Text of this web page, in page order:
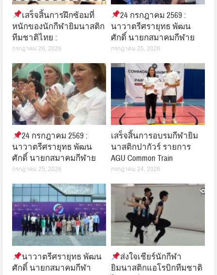
เสร็จสิ้นการฝึกซ้อมที่
หนักของนักกีฬายิมนาสติก
ทีมชาติไทย :
กรกฎาคม 26, 2026
24 กรกฎาคม 2569 :
นาวาตรีศรายุทธ พัฒน
ศักดิ์ นายกสมาคมกีฬาย
กรกฎาคม 25, 2026
24 กรกฎาคม 2569 :
นาวาตรีศรายุทธ พัฒน
ศักดิ์ นายกสมาคมกีฬาย
กรกฎาคม 25, 2026
เสร็จสิ้นการอบรมกีฬายิม
นาสติกปากัวร์ รายการ
AGU Common Train
กรกฎาคม 24, 2026
นาวาตรีศรายุทธ พัฒน
ศักดิ์ นายกสมาคมกีฬา
ส่งใจเชียร์นักกีฬา
ยิมนาสติกแอโรบิกทีมชาติ